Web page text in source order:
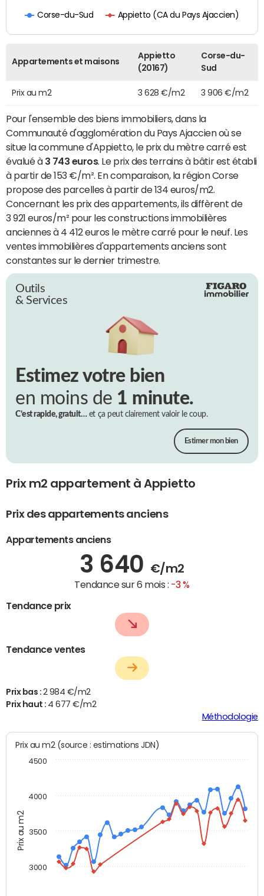
Corse-du-Sud Appietto (CA du Pays Ajaccien)
Appartements et maisons
Appietto
(20167)
Corse-du-
Sud
Prix au m2 3 628 €/m2 3 906 €/m2
Pour l'ensemble des biens immobiliers, dans la
Communauté d'agglomération du Pays Ajaccien où se
situe la commune d'Appietto, le prix du mètre carré est
évalué à 3 743 euros. Le prix des terrains à bâtir est établi
à partir de 153 €/m². En comparaison, la région Corse
propose des parcelles à partir de 134 euros/m2.
Concernant les prix des appartements, ils diffèrent de
3 921 euros/m² pour les constructions immobilières
anciennes à 4 412 euros le mètre carré pour le neuf. Les
ventes immobilières d'appartements anciens sont
constantes sur le dernier trimestre.
Outils
& Services
Estimez votre bien
en moins de 1 minute.
C’est rapide, gratuit…et ça peut clairement valoir le coup.
Estimer mon bien
Prix m2 appartement à Appietto
Prix des appartements anciens
Appartements anciens
3 640 €/m2
Tendance sur 6 mois : -3 %
Tendance prix
Tendance ventes
Prix bas : 2 984 €/m2
Prix haut : 4 677 €/m2
Méthodologie
Prix au m2
Prix au m2 (source : estimations JDN)
3000
3500
4000
4500